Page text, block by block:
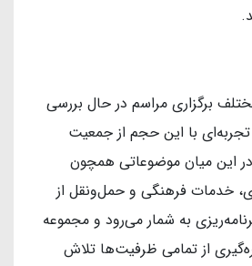
برگزاری مراسم در حال بررسی
با این حجم از جمعیت
این میان موضوعاتی همچون
خدمات فرهنگی و حمل‌ونقل از
به شمار می‌رود و مجموعه
از تمامی ظرفیت‌ها تلاش